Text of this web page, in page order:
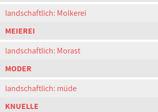
landschaftlich: Molkerei
MEIEREI
landschaftlich: Morast
MODER
landschaftlich: müde
KNUELLE